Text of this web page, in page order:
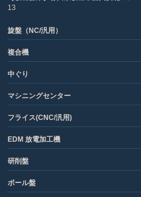
13
旋盤（NC/汎用）
複合機
中ぐり
マシニングセンター
フライス(CNC/汎用)
EDM 放電加工機
研削盤
ボール盤